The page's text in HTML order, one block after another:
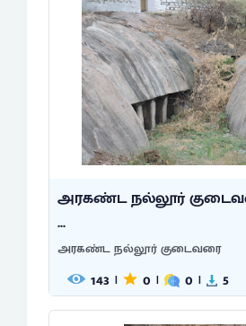
அரகண்ட நல்லூர்
...
அரகண்ட நல்லூர் குடைவரை
143 | 0 | 0 | 5